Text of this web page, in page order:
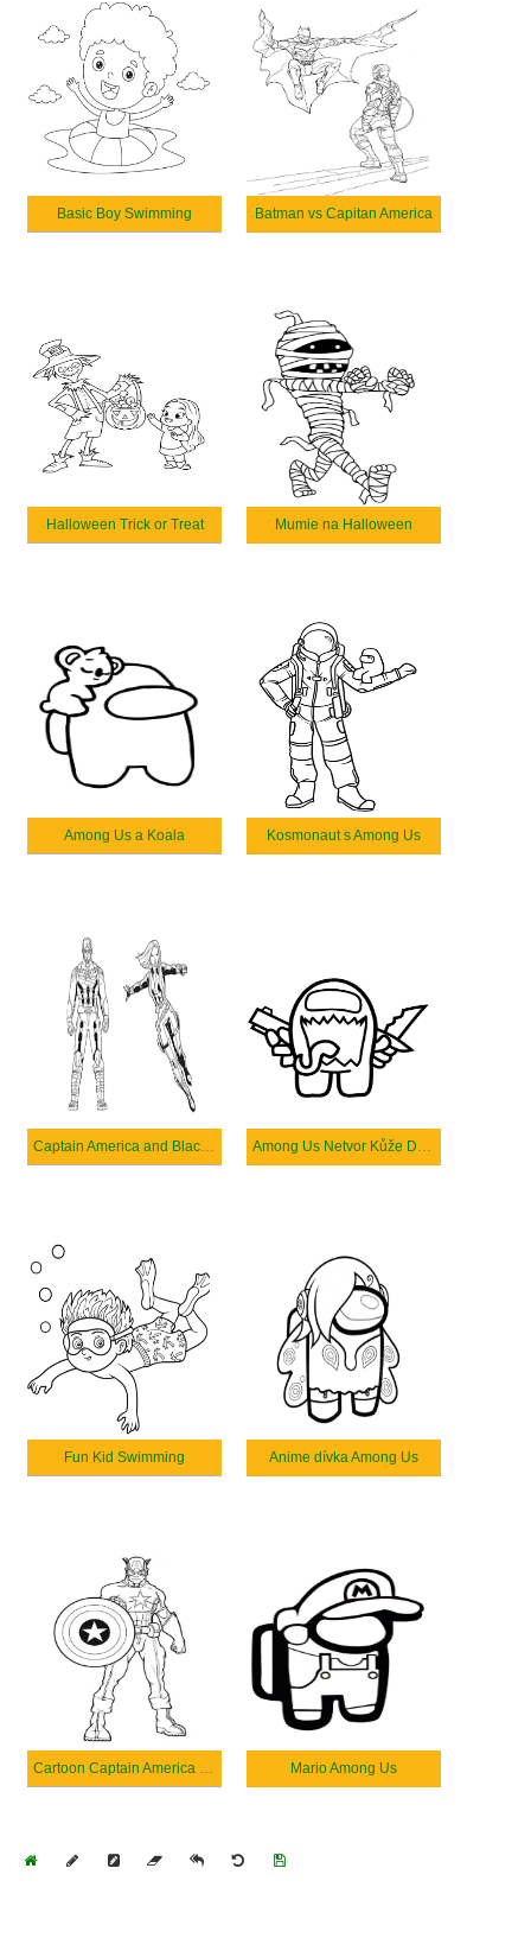
Basic Boy Swimming Batman vs Capitan America
Halloween Trick or Treat Mumie na Halloween
Among Us a Koala Kosmonaut s Among Us
Captain America and Black Window Among Us Netvor Kůže Drží Zbraně
Fun Kid Swimming Anime dívka Among Us
Cartoon Captain America Standing Mario Among Us